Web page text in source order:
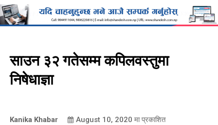
साउन ३२ गतेसम्म कपिलवस्तुमा
निषेधाज्ञा
Kanika Khabar August 10, 2020 मा प्रकाशित